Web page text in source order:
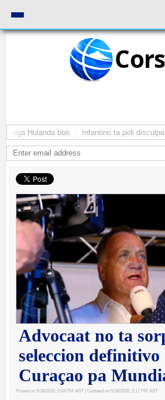
yega Hulanda bon Infantino ta pidi
Advocaat no ta
seleccion definitivo
Curaçao pa
Posted on 5/18/2026, 2:08 PM AST | Updated on 5/18/2026, 2:17 PM AST